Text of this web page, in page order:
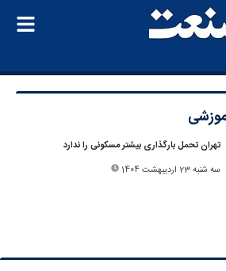
تهران تحمل بارگذاری بیشتر مسکونی را ندارد
سه شنبه 23 اردیبهشت 1404